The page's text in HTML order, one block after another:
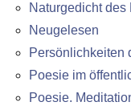
Naturgedicht des
Neugelesen
Persönlichkeiten
Poesie im
Poesie.